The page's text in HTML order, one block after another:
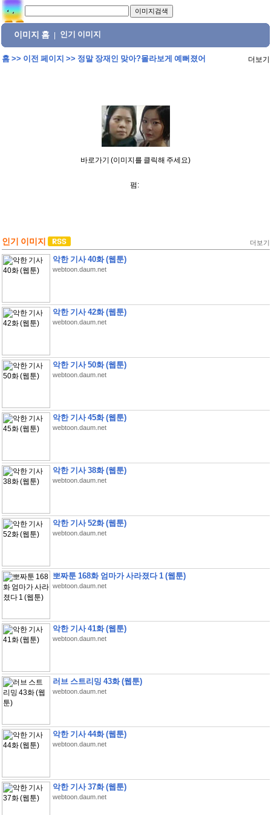
이미지 홈 인기 이미지
홈>> 이전 페이지 >> 정말 장재인 맞아?몰라보게 예뻐졌어 더보기
바로가기 (이미지를 클릭해 주세요)
펌:
인기 이미지 더보기
악한 기사 40화 (웹툰)
webtoon.daum.net
악한 기사 42화 (웹툰)
webtoon.daum.net
악한 기사 50화 (웹툰)
webtoon.daum.net
악한 기사 45화 (웹툰)
webtoon.daum.net
악한 기사 38화 (웹툰)
webtoon.daum.net
악한 기사 52화 (웹툰)
webtoon.daum.net
뽀짜툰 168화 엄마가 사라졌다 1 (웹툰)
webtoon.daum.net
악한 기사 41화 (웹툰)
webtoon.daum.net
러브 스트리밍 43화 (웹툰)
webtoon.daum.net
악한 기사 44화 (웹툰)
webtoon.daum.net
악한 기사 37화 (웹툰)
webtoon.daum.net